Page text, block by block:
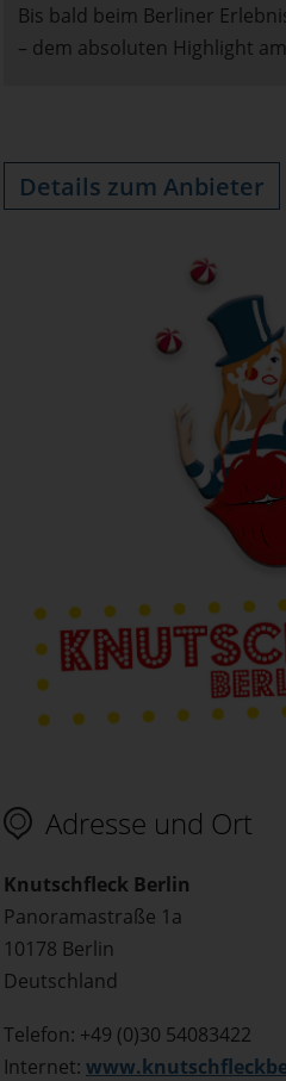
Bis bald beim Berliner
– dem absoluten Highlight
Details zum Anbieter
Adresse und Ort
Knutschfleck Berlin
Panoramastraße 1a
10178 Berlin
Deutschland
Telefon: +49 (0)30 54083422
Internet: